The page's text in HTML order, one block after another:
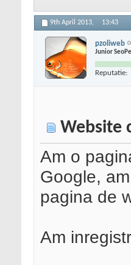
9th April 2013, 13:43
pzoliweb
Junior
Reputatie:
Website
Am o
Google,
pagina de
Am